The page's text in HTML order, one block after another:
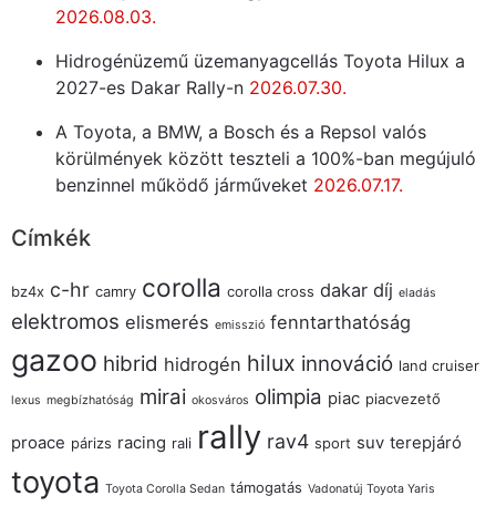
2026.08.03.
Hidrogénüzemű üzemanyagcellás Toyota Hilux a
2027-es Dakar Rally-n 2026.07.30.
A Toyota, a BMW, a Bosch és a Repsol valós
körülmények között teszteli a 100%-ban megújuló
benzinnel működő járműveket 2026.07.17.
Címkék
bz4x c-hr camry corolla corolla cross dakar díj eladás
elektromos elismerés emisszió fenntarthatóság
gazoo hibrid hidrogén hilux innováció land cruiser
lexus megbízhatóság mirai okosváros olimpia piac piacvezető
proace párizs racing rali rally rav4 sport suv terepjáró
toyota Toyota Corolla Sedan támogatás Vadonatúj Toyota Yaris